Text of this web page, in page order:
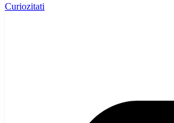
Curiozitati